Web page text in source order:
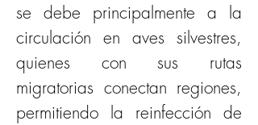
se debe principalmente a la
circulación en aves silvestres,
quienes con sus rutas
migratorias conectan regiones,
permitiendo la reinfección de